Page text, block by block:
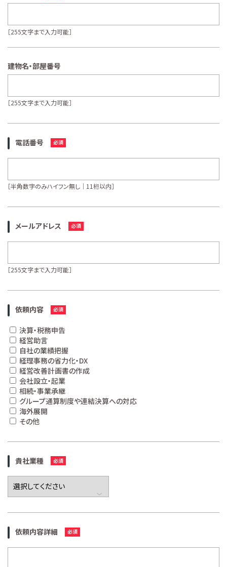
［255文字まで入力可能］
建物名・部屋番号
［255文字まで入力可能］
電話番号
［半角数字のみハイフン無し｜11桁以内］
メールアドレス
［255文字まで入力可能］
依頼内容
決算・税務申告
経営助言
自社の業績把握
経理事務の省力化・DX
経営改善計画書の作成
会社設立・起業
相続・事業承継
グループ通算制度や連結決算への対応
海外展開
その他
貴社業種
依頼内容詳細